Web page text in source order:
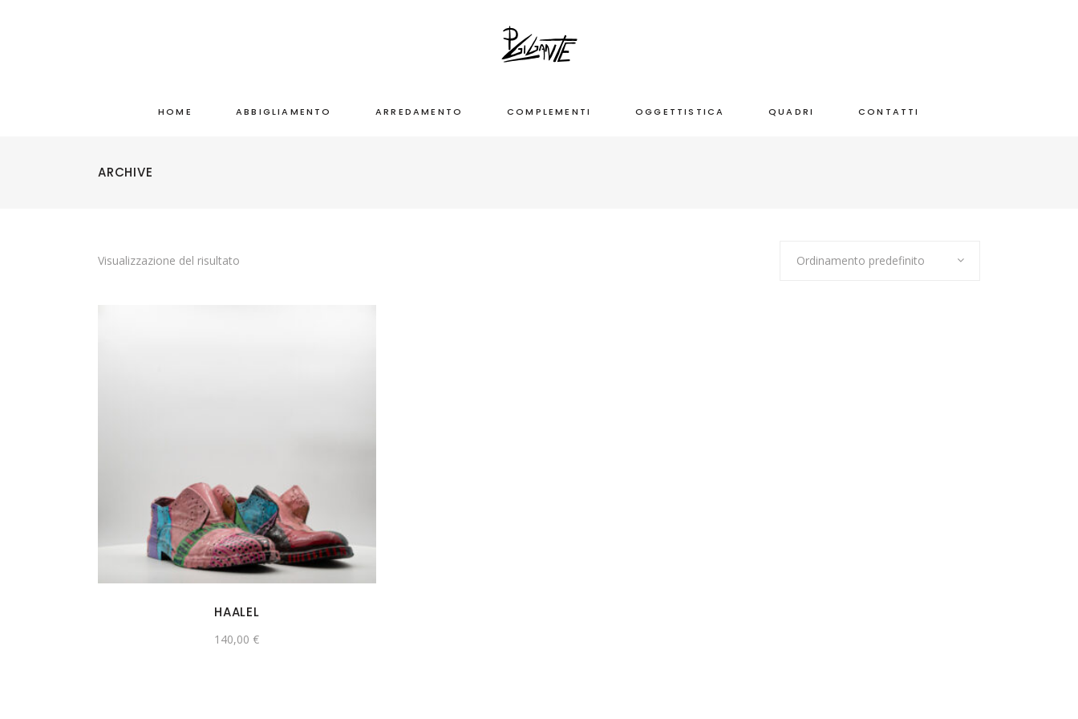
HOME ABBIGLIAMENTO ARREDAMENTO COMPLEMENTI OGGETTISTICA QUADRI CONTATTI
ARCHIVE
Visualizzazione del risultato Ordinamento predefinito
HAALEL
140,00 €